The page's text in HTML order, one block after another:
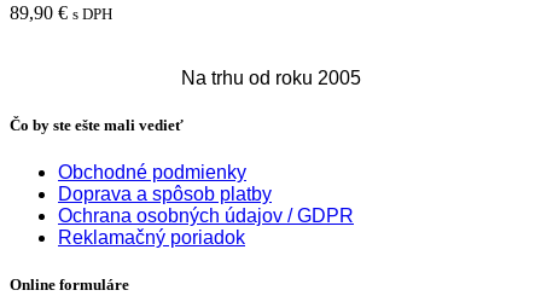
89,90 € s DPH
Na trhu od roku 2005
Čo by ste ešte mali vedieť
Obchodné podmienky
Doprava a spôsob platby
Ochrana osobných údajov / GDPR
Reklamačný poriadok
Online formuláre